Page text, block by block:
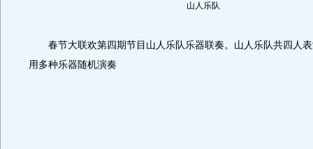
山人乐队
春节大联欢第四期节目山人乐队乐器联奏。山人乐队共四人表
用多种乐器随机演奏